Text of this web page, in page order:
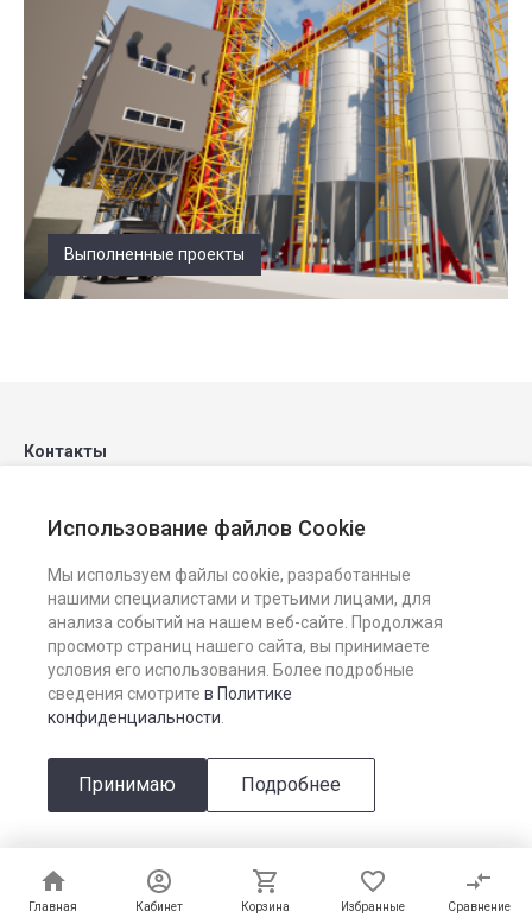
Использование файлов Cookie
Мы используем файлы cookie, разработанные
нашими специалистами и третьими лицами, для
анализа событий на нашем веб-сайте. Продолжая
просмотр страниц нашего сайта, вы принимаете
условия его использования. Более подробные
сведения смотрите в Политике
конфиденциальности
Принимаю Подробнее
Главная Кабинет Корзина Избранные Сравнение
Главная Кабинет Корзина Избранные Сравнение
Выполненные проекты
Контакты
sigd@sigd42.ru
8 (3842) 68-10-40
г. Кемерово, Притомский проспект, 7/2, оф.301
© 2026 СИГД, Все права защищены